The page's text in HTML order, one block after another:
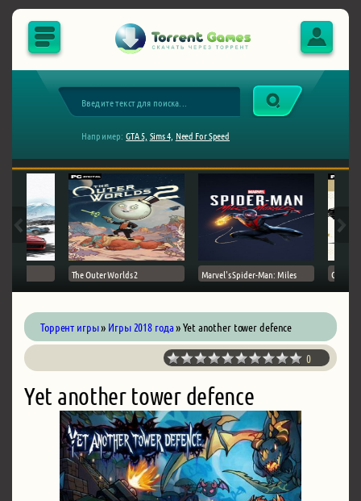
Например: GTA 5, Sims 4, Need For Speed
The Outer Worlds 2 Marvel's Spider-Man: Miles Ghost
Торрент игры» Игры 2018 года» Yet another tower defence
0
Yet another tower defence